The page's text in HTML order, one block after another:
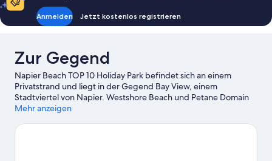
Anmelden Jetzt kostenlos registrieren
Zur Gegend
Napier Beach TOP 10 Holiday Park befindet sich an einem
Privatstrand und liegt in der Gegend Bay View, einem
Stadtviertel von Napier. Westshore Beach und Petane Domain
geben einen Eindruck von der schönen Natur der Region. Zu
Centre und Onekawa Wassersportzentrum. Du möchtest
Mehr anzeigen